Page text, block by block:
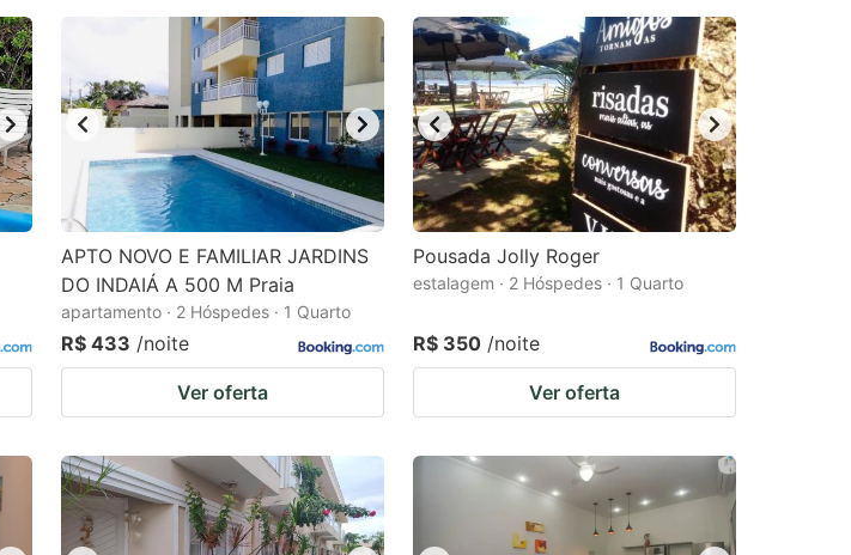
APTO NOVO E FAMILIAR JARDINS
DO INDAIÁ A 500 M Praia
apartamento · 2 Hóspedes · 1 Quarto
R$ 433 /noite
Ver oferta
Pousada Jolly Roger
estalagem · 2 Hóspedes · 1 Quarto
R$ 350 /noite
Ver oferta